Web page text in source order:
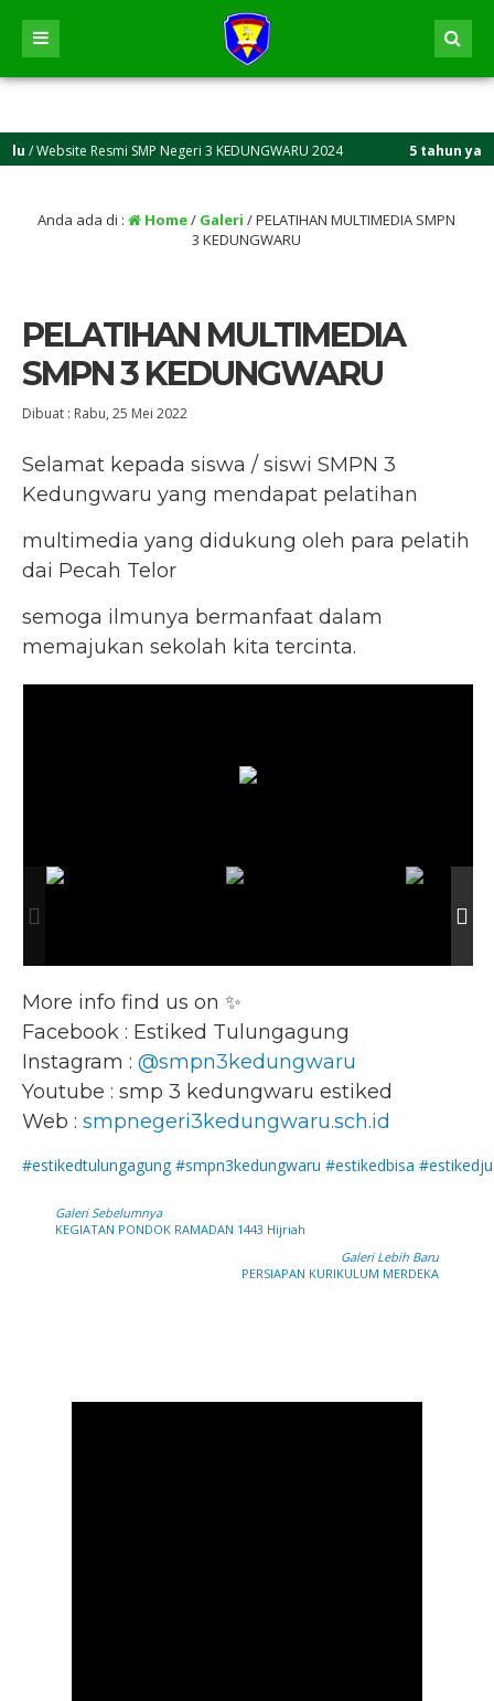
/ Website Resmi SMP Negeri 3 KEDUNGWARU 2024 5 tahun yang
Anda ada di : Home/ Galeri /PELATIHAN MULTIMEDIA SMPN
3 KEDUNGWARU
PELATIHAN MULTIMEDIA
SMPN 3 KEDUNGWARU
Dibuat : Rabu, 25 Mei 2022
Selamat kepada siswa / siswi SMPN 3
Kedungwaru yang mendapat pelatihan
multimedia yang didukung oleh para pelatih
dai Pecah Telor
semoga ilmunya bermanfaat dalam
memajukan sekolah kita tercinta.
More info find us on ✨
Facebook : Estiked Tulungagung
Instagram : @smpn3kedungwaru
Youtube : smp 3 kedungwaru estiked
Web : smpnegeri3kedungwaru.sch.id
#estikedtulungagung #smpn3kedungwaru #estikedbisa
Galeri Sebelumnya
KEGIATAN PONDOK RAMADAN 1443 Hijriah
Galeri Lebih Baru
PERSIAPAN KURIKULUM MERDEKA